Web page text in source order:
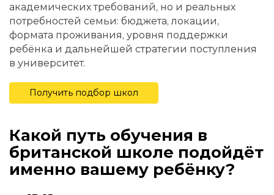
академических требований, но и реальных
потребностей семьи: бюджета, локации,
формата проживания, уровня поддержки
ребёнка и дальнейшей стратегии поступления
в университет.
Получить подбор школ
Какой путь обучения в
британской школе подойдёт
именно вашему ребёнку?